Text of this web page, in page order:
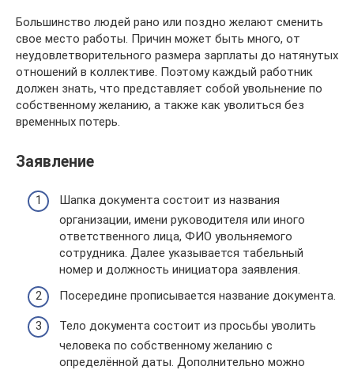
Большинство людей рано или поздно желают сменить
свое место работы. Причин может быть много, от
неудовлетворительного размера зарплаты до натянутых
отношений в коллективе. Поэтому каждый работник
должен знать, что представляет собой увольнение по
собственному желанию, а также как уволиться без
временных потерь.
Заявление
Шапка документа состоит из названия
организации, имени руководителя или иного
ответственного лица, ФИО увольняемого
сотрудника. Далее указывается табельный
номер и должность инициатора заявления.
Посередине прописывается название документа.
Тело документа состоит из просьбы уволить
человека по собственному желанию с
определённой даты. Дополнительно можно